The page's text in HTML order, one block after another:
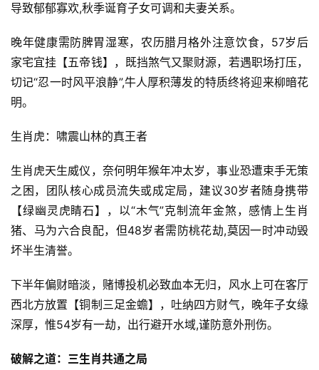
导致郁郁寡欢,秋季诞育子女可调和夫妻关系。
晚年健康需防脾胃湿寒，农历腊月格外注意饮食，57岁后
家宅宜挂【五帝钱】，既挡煞气又聚财源，若遇职场打压，
切记“忍一时风平浪静”,牛人厚积薄发的特质终将迎来柳暗花
明。
生肖虎：啸震山林的真王者
生肖虎天生威仪，奈何明年猴年冲太岁，事业恐遭束手无策
之困，团队核心成员流失或成定局，建议30岁者随身携带
【绿幽灵虎睛石】，以“木气”克制流年金煞，感情上生肖
猪、马为六合良配，但48岁者需防桃花劫,莫因一时冲动毁
坏半生清誉。
下半年偏财暗淡，赌博投机必致血本无归，风水上可在客厅
西北方放置【铜制三足金蟾】，吐纳四方财气，晚年子女缘
深厚，惟54岁有一劫，出行避开水域,谨防意外刑伤。
破解之道：三生肖共通之局